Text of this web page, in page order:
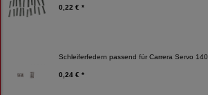
0,22 € *
Schleiferfedern passend für Carrera Servo 140
0,24 € *